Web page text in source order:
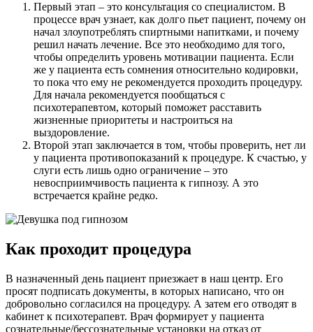
Первый этап – это консультация со специалистом. В
процессе врач узнает, как долго пьет пациент, почему он
начал злоупотреблять спиртными напитками, и почему
решил начать лечение. Все это необходимо для того,
чтобы определить уровень мотивации пациента. Если
же у пациента есть сомнения относительно кодировки,
то пока что ему не рекомендуется проходить процедуру.
Для начала рекомендуется пообщаться с
психотерапевтом, который поможет расставить
жизненные приоритеты и настроиться на
выздоровление.
Второй этап заключается в том, чтобы проверить, нет ли
у пациента противопоказаний к процедуре. К счастью, у
слуги есть лишь одно ограничение – это
невосприимчивость пациента к гипнозу. А это
встречается крайне редко.
Как проходит процедура
В назначенный день пациент приезжает в наш центр. Его
просят подписать документы, в которых написано, что он
добровольно согласился на процедуру. А затем его отводят в
кабинет к психотерапевт. Врач формирует у пациента
сознательные/бессознательные установки на отказ от